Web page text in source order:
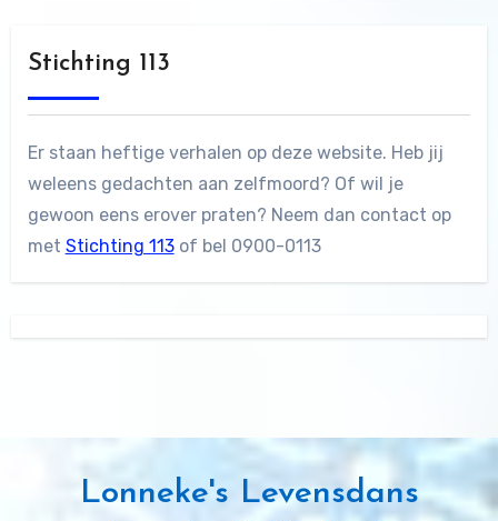
Stichting 113
Er staan heftige verhalen op deze website. Heb jij
weleens gedachten aan zelfmoord? Of wil je
gewoon eens erover praten? Neem dan contact op
met Stichting 113of bel 0900-0113
Lonneke's Levensdans